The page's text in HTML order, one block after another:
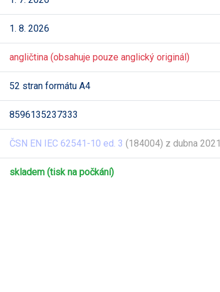
1. 8. 2026
angličtina (obsahuje pouze anglický originál)
52 stran formátu A4
8596135237333
ČSN EN IEC 62541-10 ed. 3 (184004) z dubna 2021
skladem (tisk na počkání)